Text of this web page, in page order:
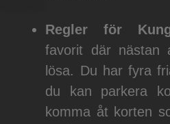
Regler för
favorit där nästan
lösa. Du har fyra
du kan parkera
komma åt korten